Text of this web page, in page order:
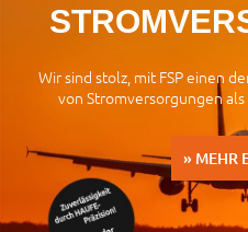
Wir sind stolz, mit FSP einen
von Stromversorgungen
» MEHR